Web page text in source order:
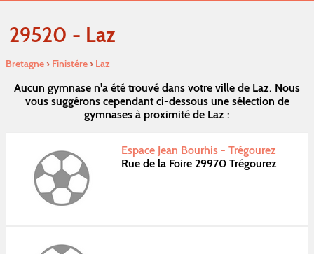
29520 - Laz
Bretagne› Finistére› Laz
Aucun gymnase n'a été trouvé dans votre ville de Laz. Nous
vous suggérons cependant ci-dessous une sélection de
gymnases à proximité de Laz :
Espace Jean Bourhis - Trégourez
Rue de la Foire 29970 Trégourez